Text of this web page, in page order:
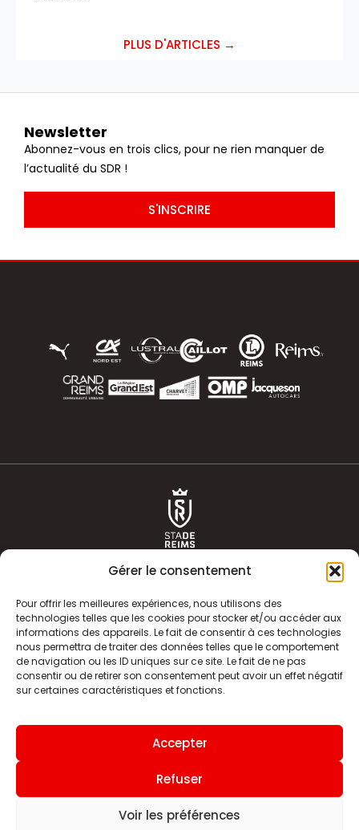
Gérer le consentement
Pour offrir les meilleures expériences, nous utilisons des
technologies telles que les cookies pour stocker et/ou accéder aux
informations des appareils. Le fait de consentir à ces technologies
nous permettra de traiter des données telles que le comportement
de navigation ou les ID uniques sur ce site. Le fait de ne pas
consentir ou de retirer son consentement peut avoir un effet négatif
sur certaines caractéristiques et fonctions.
Accepter
Refuser
Voir les préférences
PLUS D'ARTICLES →
Newsletter
Abonnez-vous en trois clics, pour ne rien manquer de
l’actualité du SDR !
S'INSCRIRE
ACTUALITÉS
CLUB
BOUTIQUE
HISTOIRE
ÉQUIPE PREMIERE
INFOS ET CONTACT